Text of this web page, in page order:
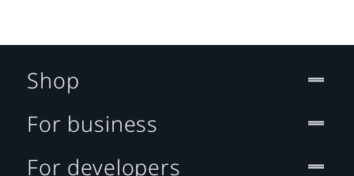
Shop
For business
For developers